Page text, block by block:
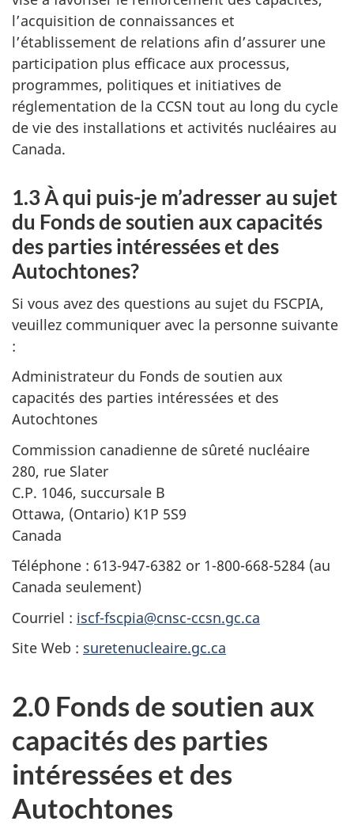
l’acquisition de connaissances et
l’établissement de relations afin d’assurer une
participation plus efficace aux processus,
programmes, politiques et initiatives de
réglementation de la CCSN tout au long du cycle
de vie des installations et activités nucléaires au
Canada.
1.3 À qui puis-je m’adresser au sujet
du Fonds de soutien aux capacités
des parties intéressées et des
Autochtones?
Si vous avez des questions au sujet du FSCPIA,
veuillez communiquer avec la personne suivante
:
Administrateur du Fonds de soutien aux
capacités des parties intéressées et des
Autochtones
Commission canadienne de sûreté nucléaire
280, rue Slater
C.P. 1046, succursale B
Ottawa, (Ontario) K1P 5S9
Canada
Téléphone : 613-947-6382 or 1-800-668-5284 (au
Canada seulement)
Courriel : iscf-fscpia@cnsc-ccsn.gc.ca
Site Web : suretenucleaire.gc.ca
2.0 Fonds de soutien aux
capacités des parties
intéressées et des
Autochtones